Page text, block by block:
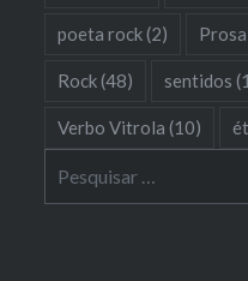
poeta rock(2) Prosa
Rock(48) sentidos
Verbo Vitrola (10)
por: